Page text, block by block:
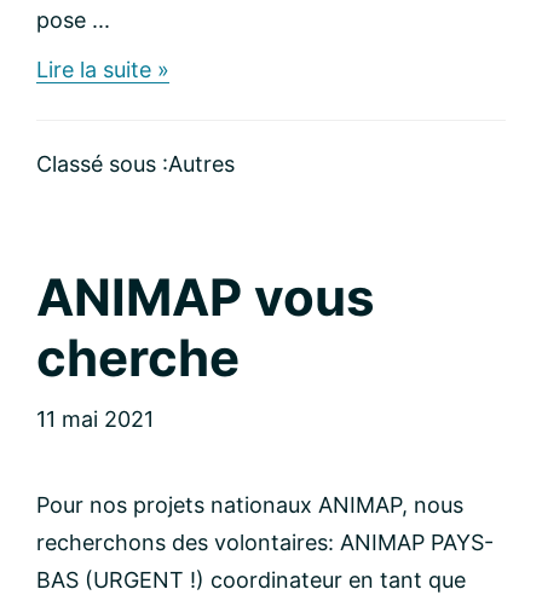
pose ...
Lire la suite »
Classé sous :Autres
ANIMAP vous
cherche
11 mai 2021
Pour nos projets nationaux ANIMAP, nous
recherchons des volontaires: ANIMAP PAYS-
BAS (URGENT !) coordinateur en tant que